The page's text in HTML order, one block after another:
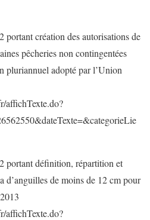
création des autorisations de
pêcheries non contingentées
pluriannuel adopté par l’Union
affichTexte.do?
portant définition, répartition et
d’anguilles de moins de 12 cm pour
affichTexte.do?